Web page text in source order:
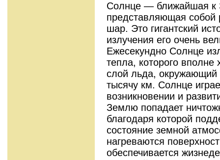
Солнце — ближайшая к
представляющая собой
шар. Это гигантский
излучения его очень
Ежесекундно Солнце
тепла, которого вполне
слой льда,
тысячу км. Солнце
возникновении и
Землю попадает
благодаря которой
состояние земной
нагреваются
обеспечивается